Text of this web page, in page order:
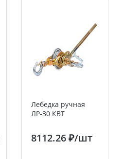
Лебедка ручная
ЛР-30 КВТ
8112.26 ₽/шт